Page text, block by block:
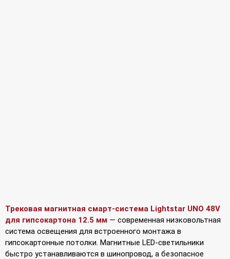
Трековая магнитная смарт-система Lightstar UNO 48V
для гипсокартона 12.5 мм — современная низковольтная
система освещения для встроенного монтажа в
гипсокартонные потолки. Магнитные LED-светильники
быстро устанавливаются в шинопровод, а безопасное